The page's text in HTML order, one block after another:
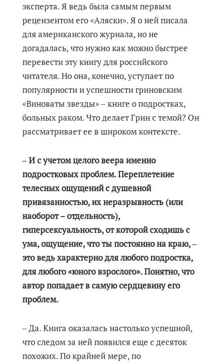
эксперта. Я ведь была самым первым
рецензентом его «Аляски». Я о ней писала
для американского журнала, но не
догадалась, что нужно как можно быстрее
перевести эту книгу для российского
читателя. Но она, конечно, уступает по
популярности и успешности гриновским
«Виноваты звезды» ‒ книге о подростках,
больных раком. Что делает Грин с темой? Он
рассматривает ее в широком контексте.
‒ И с учетом целого веера именно
подростковых проблем. Переплетение
телесных ощущений с душевной
привязанностью, их неразрывность (или
наоборот – отдельность),
гиперсексуальность, от которой сходишь с
ума, ощущение, что ты постоянно на краю, ‒
это ведь характерно для любого подростка,
для любого «юного взрослого». Понятно, что
автор попадает в самую сердцевину его
проблем.
‒ Да. Книга оказалась настолько успешной,
что следом за ней появился еще с десяток
похожих. По крайней мере, по